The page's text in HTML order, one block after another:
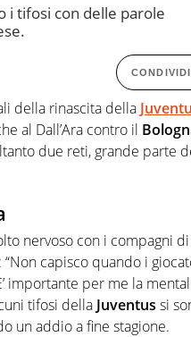
i tifosi con delle parole
CONDIVIDI
della rinascita della
al Dall’Ara contro il
due reti, grande parte
nervoso con i compagni di
capisco quando i
importante per me la
tifosi della Juventus si
un addio a fine stagione.